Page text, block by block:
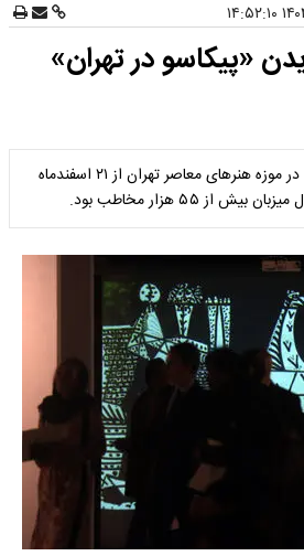
دیدن «پیکاسو در تهران»
نمایشگاه «پیکاسو در تهران» در موزه هنرهای معاصر تهران از ۲۱ اسفندماه